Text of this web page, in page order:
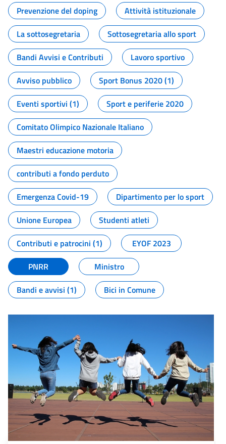
Prevenzione del doping
Attività istituzionale
La sottosegretaria
Sottosegretaria allo sport
Bandi Avvisi e Contributi
Lavoro sportivo
Avviso pubblico
Sport Bonus 2020 (1)
Eventi sportivi (1)
Sport e periferie 2020
Comitato Olimpico Nazionale Italiano
Maestri educazione motoria
contributi a fondo perduto
Emergenza Covid-19
Dipartimento per lo sport
Unione Europea
Studenti atleti
Contributi e patrocini (1)
EYOF 2023
PNRR
Ministro
Bandi e avvisi (1)
Bici in Comune